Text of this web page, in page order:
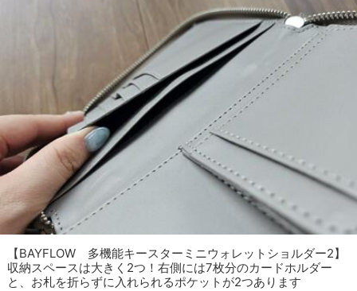
【BAYFLOW 多機能キースターミニウォレットショルダー2】
収納スペースは大きく2つ！右側には7枚分のカードホルダー
と、お札を折らずに入れられるポケットが2つあります